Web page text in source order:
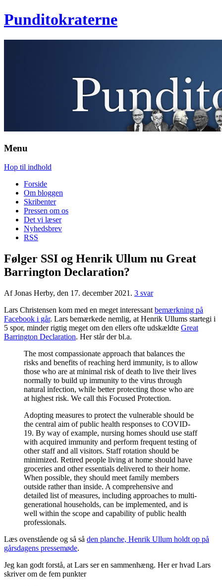
Punditokraterne
Menu
Hop til indhold
Forside
Om bloggen
Skribenter
Pressen om os
Det vi læser
Nyhedsbrev
RSS
Følger SSI og Henrik Ullum nu Great
Barrington Declaration?
Af Jonas Herby, den 17. december 2021. 3 svar
Lars Christensen kom med en meget interessant bemærkning på
Facebook i går. Lars bemærkede nemlig, at Henrik Ullums startegi i
5 spor, minder rigtig meget om den ellers ofte udskældte Great
Barrington Declaration. Her står der bl.a.
The most compassionate approach that balances the
risks and benefits of reaching herd immunity, is to allow
those who are at minimal risk of death to live their lives
normally to build up immunity to the virus through
natural infection, while better protecting those who are
at highest risk. We call this Focused Protection.
Adopting measures to protect the vulnerable should be
the central aim of public health responses to COVID-
19. By way of example, nursing homes should use staff
with acquired immunity and perform frequent testing of
other staff and all visitors. Staff rotation should be
minimized. Retired people living at home should have
groceries and other essentials delivered to their home.
When possible, they should meet family members
outside rather than inside. A comprehensive and
detailed list of measures, including approaches to multi-
generational households, can be implemented, and is
well within the scope and capability of public health
professionals.
Læs ovenstående og så så den planche, Henrik Ullum holdt op på
gårsdagens pressemøde.
Jeg kan godt forstå, at Lars ser en sammenhæng. Her er hvad Lars
skriver om de fem punkter